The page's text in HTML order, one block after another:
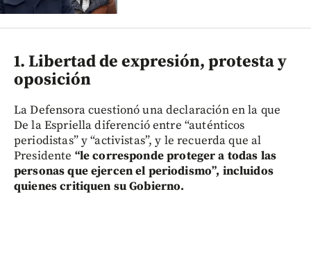
1. Libertad de expresión, protesta y
oposición
La Defensora cuestionó una declaración en la que
De la Espriella diferenció entre “auténticos
periodistas” y “activistas”, y le recuerda que al
Presidente “le corresponde proteger a todas las
personas que ejercen el periodismo”, incluidos
quienes critiquen su Gobierno.